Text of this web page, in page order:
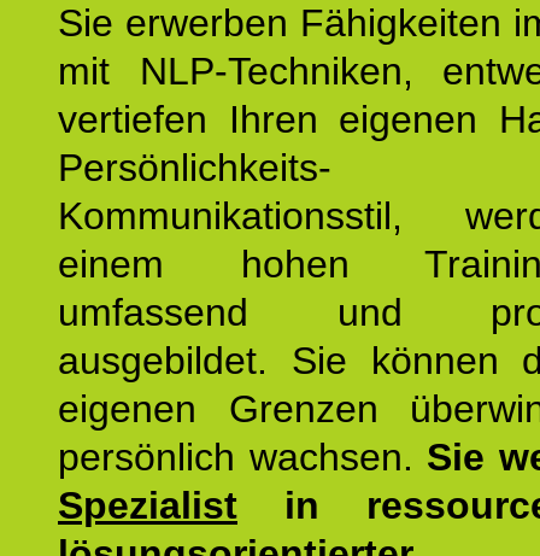
Sie erwerben Fähigkeiten
mit NLP-Techniken,
vertiefen Ihren eigenen
Kommunikationsstil,
einem hohen
umfassend und
ausgebildet. Sie können
eigenen Grenzen
persönlich wachsen. Sie
Spezialist in